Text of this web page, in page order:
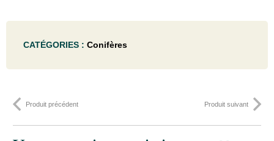
mugo
'Mugo'
- 40-
CATÉGORIES : Conifères
Produit précédent Produit suivant